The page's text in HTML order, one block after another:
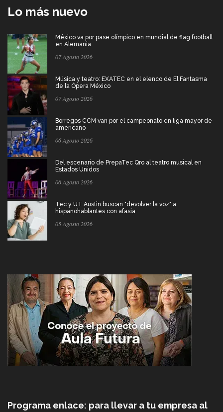
Lo más nuevo
México va por pase olímpico en mundial de flag football
en Alemania
07 Agosto 2026
Música y teatro: EXATEC en el elenco de El Fantasma
de la Ópera México
07 Agosto 2026
Borregos CCM van por el campeonato en liga mayor de
americano
06 Agosto 2026
Del escenario de PrepaTec Qro al teatro musical en
Estados Unidos
06 Agosto 2026
Tec y UT Austin buscan "devolver la voz" a
hispanohablantes con afasia
05 Agosto 2026
Programa enlace: para llevar a tu empresa al